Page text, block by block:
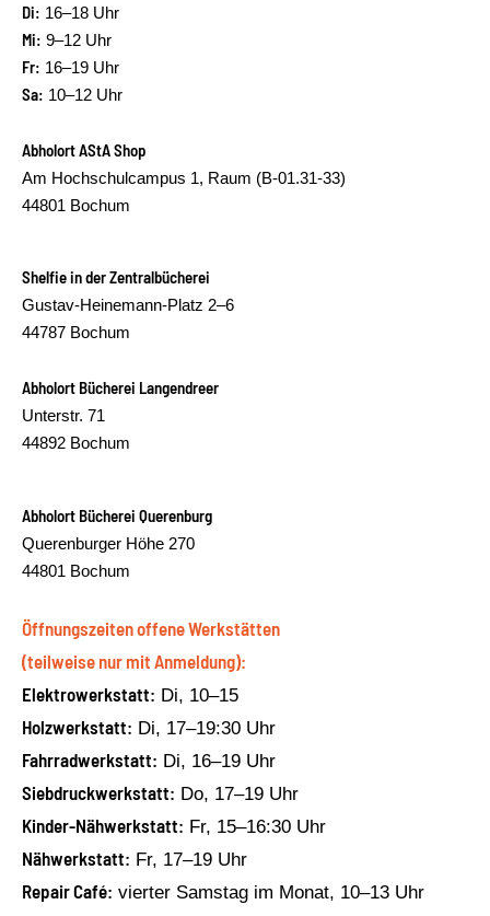
Di: 16–18 Uhr
Mi: 9–12 Uhr
Fr: 16–19 Uhr
Sa: 10–12 Uhr
Abholort AStA Shop
Am Hochschulcampus 1, Raum (B-01.31-33)
44801 Bochum
Shelfie in der Zentralbücherei
Gustav-Heinemann-Platz 2–6
44787 Bochum
Abholort Bücherei Langendreer
Unterstr. 71
44892 Bochum
Abholort Bücherei Querenburg
Querenburger Höhe 270
44801 Bochum
Öffnungszeiten offene Werkstätten
(teilweise nur mit Anmeldung):
Elektrowerkstatt: Di, 10–15
Holzwerkstatt: Di, 17–19:30 Uhr
Fahrradwerkstatt: Di, 16–19 Uhr
Siebdruckwerkstatt: Do, 17–19 Uhr
Kinder-Nähwerkstatt: Fr, 15–16:30 Uhr
Nähwerkstatt: Fr, 17–19 Uhr
Repair Café: vierter Samstag im Monat, 10–13 Uhr